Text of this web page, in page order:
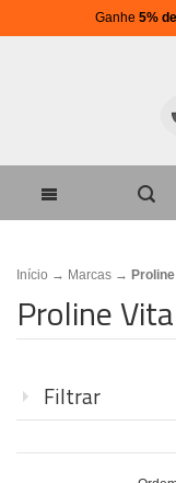
Ganhe 5%
Início → Marcas →
Proline
Filtrar